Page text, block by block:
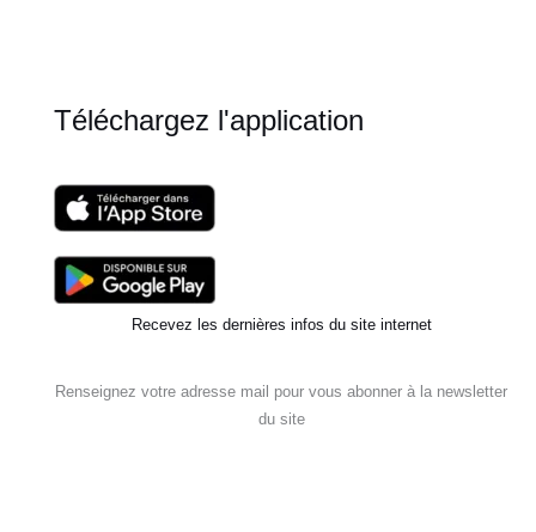
Téléchargez l'application
Recevez les dernières infos du site internet
Renseignez votre adresse mail pour vous abonner à la newsletter
du site